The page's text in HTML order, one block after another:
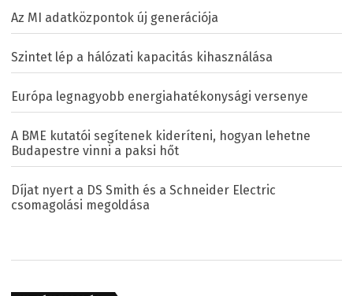
Az MI adatközpontok új generációja
Szintet lép a hálózati kapacitás kihasználása
Európa legnagyobb energiahatékonysági versenye
A BME kutatói segítenek kideríteni, hogyan lehetne
Budapestre vinni a paksi hőt
Díjat nyert a DS Smith és a Schneider Electric
csomagolási megoldása